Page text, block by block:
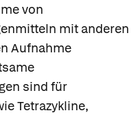
von
mit anderen
Aufnahme
sind für
Tetrazykline,